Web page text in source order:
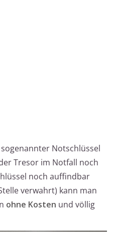
Notschlüssel
Tresor im Notfall noch
noch auffindbar
verwahrt) kann man
ohne Kosten und völlig